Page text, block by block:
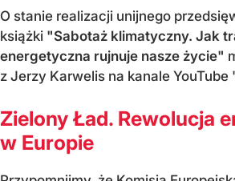
O stanie realizacji unijnego
książki "Sabotaż klimatyczny. Jak
energetyczna rujnuje nasze życie"
z Jerzy Karwelis na kanale YouTube
Zielony Ład. Rewolucja
w Europie